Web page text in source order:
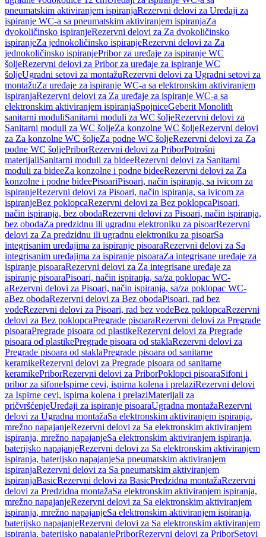
pneumatskim aktiviranjem ispiranjaRezervni delovi za Uređaji za
ispiranje WC-a sa pneumatskim aktiviranjem ispiranjaZa
dvokoličinsko ispiranjeRezervni delovi za Za dvokoličinsko
ispiranjeZa jednokoličinsko ispiranjeRezervni delovi za Za
jednokoličinsko ispiranjePribor za uređaje za ispiranje WC
šoljeRezervni delovi za Pribor za uređaje za ispiranje WC
šoljeUgradni setovi za montažuRezervni delovi za Ugradni setovi za
montažuZa uređaje za ispiranje WC-a sa elektronskim aktiviranjem
ispiranjaRezervni delovi za Za uređaje za ispiranje WC-a sa
elektronskim aktiviranjem ispiranjaSpojniceGeberit Monolith
sanitarni moduliSanitarni moduli za WC šoljeRezervni delovi za
Sanitarni moduli za WC šoljeZa konzolne WC šoljeRezervni delovi
za Za konzolne WC šoljeZa podne WC šoljeRezervni delovi za Za
podne WC šoljePriborRezervni delovi za PriborPotrošni
materijaliSanitarni moduli za bideeRezervni delovi za Sanitarni
moduli za bideeZa konzolne i podne bideeRezervni delovi za Za
konzolne i podne bideePisoariPisoari, način ispiranja, sa ivicom za
ispiranjeRezervni delovi za Pisoari, način ispiranja, sa ivicom za
ispiranjeBez poklopcaRezervni delovi za Bez poklopcaPisoari,
način ispiranja, bez obodaRezervni delovi za Pisoari, način ispiranja,
bez obodaZa predzidnu ili ugradnu elektroniku za pisoarRezervni
delovi za Za predzidnu ili ugradnu elektroniku za pisoarSa
integrisanim uređajima za ispiranje pisoaraRezervni delovi za Sa
integrisanim uređajima za ispiranje pisoaraZa integrisane uređaje za
ispiranje pisoaraRezervni delovi za Za integrisane uređaje za
ispiranje pisoaraPisoari, način ispiranja, sa/za poklopac WC-
aRezervni delovi za Pisoari, način ispiranja, sa/za poklopac WC-
aBez obodaRezervni delovi za Bez obodaPisoari, rad bez
vodeRezervni delovi za Pisoari, rad bez vodeBez poklopcaRezervni
delovi za Bez poklopcaPregrade pisoaraRezervni delovi za Pregrade
pisoaraPregrade pisoara od plastikeRezervni delovi za Pregrade
pisoara od plastikePregrade pisoara od staklaRezervni delovi za
Pregrade pisoara od staklaPregrade pisoara od sanitarne
keramikeRezervni delovi za Pregrade pisoara od sanitarne
keramikePriborRezervni delovi za PriborPoklopci pisoaraSifoni i
pribor za sifoneIspirne cevi, ispirna kolena i prelaziRezervni delovi
za Ispirne cevi, ispirna kolena i prelaziMaterijali za
pričvršćenjeUređaji za ispiranje pisoaraUgradna montažaRezervni
delovi za Ugradna montažaSa elektronskim aktiviranjem ispiranja,
mrežno napajanjeRezervni delovi za Sa elektronskim aktiviranjem
ispiranja, mrežno napajanjeSa elektronskim aktiviranjem ispiranja,
baterijsko napajanjeRezervni delovi za Sa elektronskim aktiviranjem
ispiranja, baterijsko napajanjeSa pneumatskim aktiviranjem
ispiranjaRezervni delovi za Sa pneumatskim aktiviranjem
ispiranjaBasicRezervni delovi za BasicPredzidna montažaRezervni
delovi za Predzidna montažaSa elektronskim aktiviranjem ispiranja,
mrežno napajanjeRezervni delovi za Sa elektronskim aktiviranjem
ispiranja, mrežno napajanjeSa elektronskim aktiviranjem ispiranja,
baterijsko napajanjeRezervni delovi za Sa elektronskim aktiviranjem
ispiranja, baterijsko napajanjePriborRezervni delovi za PriborSetovi